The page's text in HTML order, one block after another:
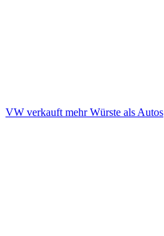
VW verkauft mehr Würste als Autos